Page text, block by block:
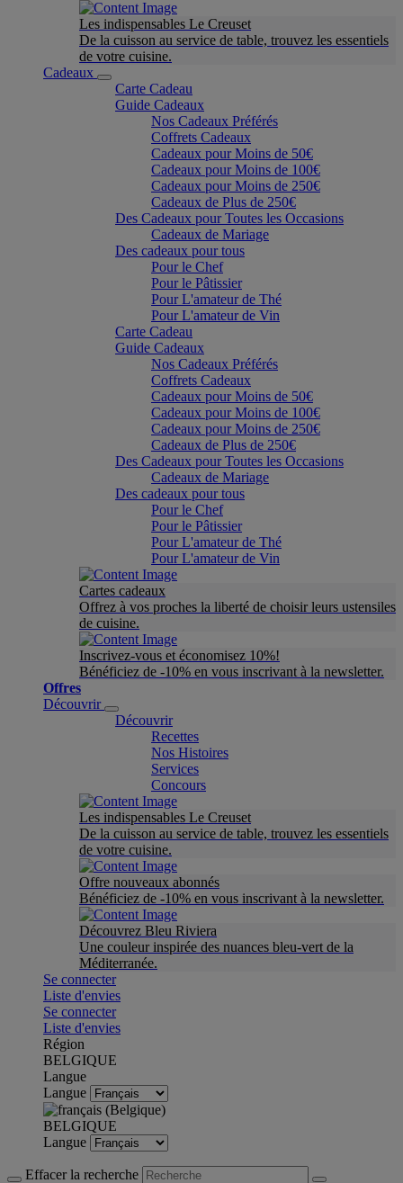
Les indispensables Le Creuset
De la cuisson au service de table, trouvez les essentiels
de votre cuisine.
Cadeaux
Carte Cadeau
Guide Cadeaux
Nos Cadeaux Préférés
Coffrets Cadeaux
Cadeaux pour Moins de 50€
Cadeaux pour Moins de 100€
Cadeaux pour Moins de 250€
Cadeaux de Plus de 250€
Des Cadeaux pour Toutes les Occasions
Cadeaux de Mariage
Des cadeaux pour tous
Pour le Chef
Pour le Pâtissier
Pour L'amateur de Thé
Pour L'amateur de Vin
Carte Cadeau
Guide Cadeaux
Nos Cadeaux Préférés
Coffrets Cadeaux
Cadeaux pour Moins de 50€
Cadeaux pour Moins de 100€
Cadeaux pour Moins de 250€
Cadeaux de Plus de 250€
Des Cadeaux pour Toutes les Occasions
Cadeaux de Mariage
Des cadeaux pour tous
Pour le Chef
Pour le Pâtissier
Pour L'amateur de Thé
Pour L'amateur de Vin
Cartes cadeaux
Offrez à vos proches la liberté de choisir leurs ustensiles
de cuisine.
Inscrivez-vous et économisez 10%!
Bénéficiez de -10% en vous inscrivant à la newsletter.
Offres
Découvrir
Découvrir
Recettes
Nos Histoires
Services
Concours
Les indispensables Le Creuset
De la cuisson au service de table, trouvez les essentiels
de votre cuisine.
Offre nouveaux abonnés
Bénéficiez de -10% en vous inscrivant à la newsletter.
Découvrez Bleu Riviera
Une couleur inspirée des nuances bleu-vert de la
Méditerranée.
Se connecter
Liste d'envies
Se connecter
Liste d'envies
Région
BELGIQUE
Langue
Langue
BELGIQUE
Langue
Effacer la recherche